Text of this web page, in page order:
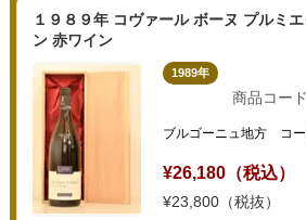
１９８９年 コヴァール ボーヌ プルミ
ン 赤ワイン
1989年
商品コー
ブルゴーニュ地方 コ
¥26,180（税込）
¥23,800（税抜）